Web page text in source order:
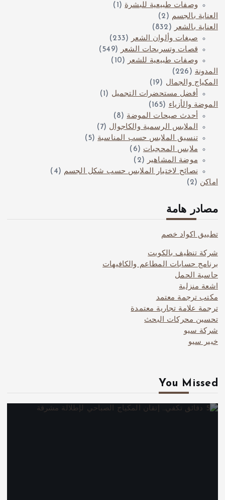
وصفات طبيعية للبشرة(1)
العناية بالجسم(2)
العناية بالشعر(832)
صبغات وألوان الشعر(233)
قصات وتسريحات الشعر(549)
وصفات طبيعية للشعر(10)
المدونة(226)
المكياج والجمال(19)
أفضل مستحضرات التجميل(1)
الموضة والأزياء(165)
أحدث صيحات الموضة(8)
الملابس الرسمية والكاجوال(7)
تنسيق الملابس حسب المناسبة(5)
ملابس المحجبات(6)
موضة المشاهير(2)
نصائح لاختيار الملابس حسب شكل الجسم(4)
اماكن(2)
مصادر هامة
تطبيق اكواد خصم
شركة تنظيف بالكويت
برنامج حسابات المطاعم والكافيهات
حاسبة الحمل
اشعة منزلية
مكتب ترجمة معتمد
ترجمة علامة تجارية معتمدة
تحسين محركات البحث
شركة سيو
خبير سيو
You Missed